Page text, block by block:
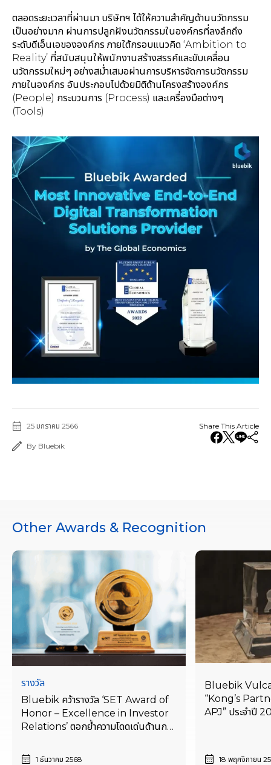
ตลอดระยะเวลาที่ผ่านมา บริษัทฯ ได้ให้ความสำคัญด้านนวัตกรรม
เป็นอย่างมาก ผ่านการปลูกฝังนวัตกรรมในองค์กรที่ลงลึกถึง
ระดับดีเอ็นเอขององค์กร ภายใต้กรอบแนวคิด ‘Ambition to
Reality’ ที่สนับสนุนให้พนักงานสร้างสรรค์และขับเคลื่อน
นวัตกรรมใหม่ๆ อย่างสม่ำเสมอผ่านการบริหารจัดการนวัตกรรม
ภายในองค์กร อันประกอบไปด้วยมิติด้านโครงสร้างองค์กร
(People) กระบวนการ (Process) และเครื่องมือต่างๆ
(Tools)
25 มกราคม 2566
By Bluebik
Share This Article
Other Awards & Recognition
รางวัล
Bluebik คว้ารางวัล ‘SET Award of
Honor – Excellence in Investor
Relations’ ตอกย้ำความโดดเด่นด้านการ
เนื่อง 3 ปีซ้อน
1 ธันวาคม 2568
Bluebik
“Kong’s
APJ” ประจำปี
18 พฤศจิกายน